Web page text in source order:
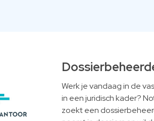
Werk je vandaag in de
in een juridisch kader?
zoekt een